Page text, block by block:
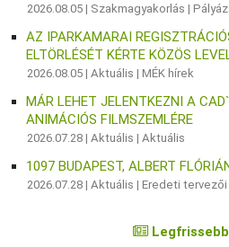
2026.08.05 | Szakmagyakorlás |
AZ IPARKAMARAI
ELTÖRLÉSÉT KÉRTE KÖZÖS
2026.08.05 |Aktuális |MÉK hírek
MÁR LEHET JELENTKEZNI A
ANIMÁCIÓS FILMSZEMLÉRE
2026.07.28 |Aktuális |Aktuális
1097 BUDAPEST, ALBERT
2026.07.28 |Aktuális |Eredeti tervezői